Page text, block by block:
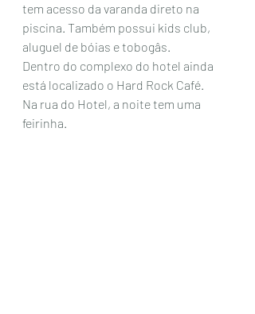
tem acesso da varanda direto na
piscina. Também possui kids club,
aluguel de bóias e tobogâs.
Dentro do complexo do hotel ainda
está localizado o Hard Rock Café.
Na rua do Hotel, a noite tem uma
feirinha.